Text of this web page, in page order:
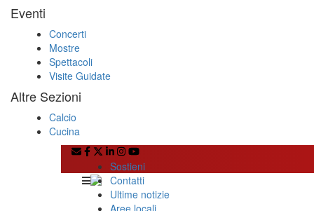
Eventi
Concerti
Mostre
Spettacoli
Visite Guidate
Altre Sezioni
Calcio
Cucina
Sostieni
Contatti
Ultime notizie
Aree locali